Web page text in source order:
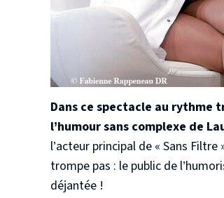
Dans ce spectacle au rythme
l’humour sans complexe de
l’acteur principal de « Sans
trompe pas : le public de
déjantée !